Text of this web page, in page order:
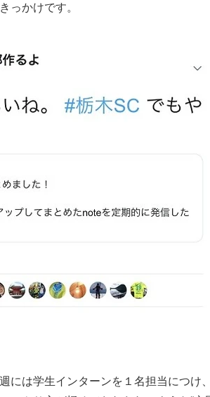
っかけです。
には学生インターンを１名担当につけ